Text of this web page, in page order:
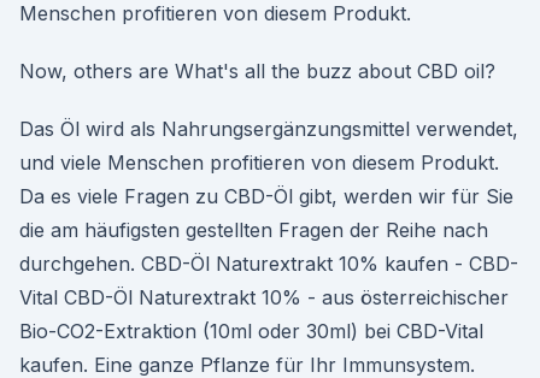
Menschen profitieren von diesem Produkt.
Now, others are What's all the buzz about CBD oil?
Das Öl wird als Nahrungsergänzungsmittel verwendet,
und viele Menschen profitieren von diesem Produkt.
Da es viele Fragen zu CBD-Öl gibt, werden wir für Sie
die am häufigsten gestellten Fragen der Reihe nach
durchgehen. CBD-Öl Naturextrakt 10% kaufen - CBD-
Vital CBD-Öl Naturextrakt 10% - aus österreichischer
Bio-CO2-Extraktion (10ml oder 30ml) bei CBD-Vital
kaufen. Eine ganze Pflanze für Ihr Immunsystem.